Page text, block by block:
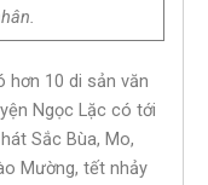
hơn 10 di sản văn
Ngọc Lặc có tới
Sắc Bùa, Mo,
Mường, tết nhảy